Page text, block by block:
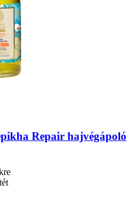
Repair hajvégápoló